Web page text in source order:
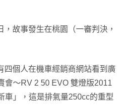
故事發生在桃園（一審判決，
四個人在機車經銷商網站看到廣
會～RV 2 50 EVO 雙燈版2011
車」，這是排氣量250cc的重型